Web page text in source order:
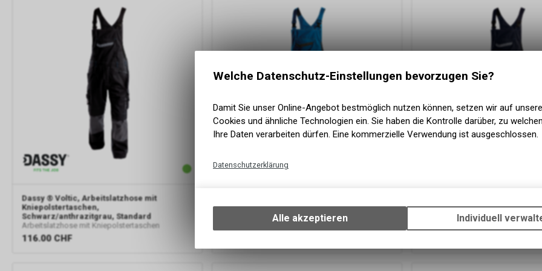
Dassy ® Voltic, Arbeitslatzhose mit
Kniepolstertaschen,
Schwarz/anthrazitgrau, Standard
Arbeitslatzhose mit Kniepolstertaschen
116.00 CHF
Kniepolstertaschen,
Azurblau/anthrazitgrau, Standard
Arbeitslatzhose mit Kniepolstertaschen
Kniepolstertaschen,
Nachtblau/anthrazitgrau,
Welche Datenschutz-Einstellungen bevorzugen Sie?
Damit Sie unser Online-Angebot bestmöglich nutzen können, setzen wir auf
Cookies und ähnliche Technologien ein. Sie haben die Kontrolle darüber, zu
Ihre Daten verarbeiten dürfen. Eine kommerzielle Verwendung ist ausgeschlossen.
Datenschutzerklärung
Ihrem Gerät, um die grundlegenden Funktionen unseres Online-
Verwendung des Warenkorbs, zu ermöglichen. Bitte beachten Sie,
zulassen.
Alle akzeptieren Individuell